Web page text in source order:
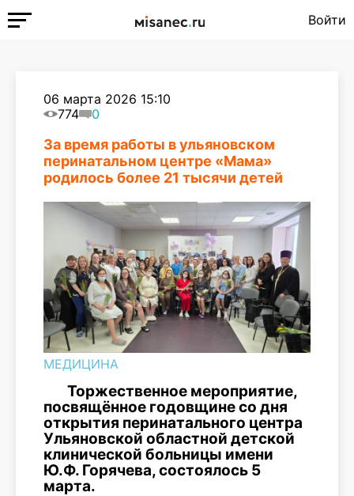
Войти
06 марта 2026 15:10
774
0
За время работы в ульяновском
перинатальном центре «Мама»
родилось более 21 тысячи детей
МЕДИЦИНА
Торжественное мероприятие,
посвящённое годовщине со дня
открытия перинатального центра
Ульяновской областной детской
клинической больницы имени
Ю.Ф. Горячева, состоялось 5
марта.